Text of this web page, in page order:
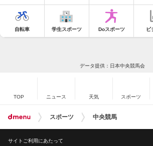
自転車 学生スポーツ Doスポーツ ビ
データ提供：日本中央競馬会
TOP ニュース 天気 スポーツ
スポーツ 中央競馬
サイトご利用にあたって